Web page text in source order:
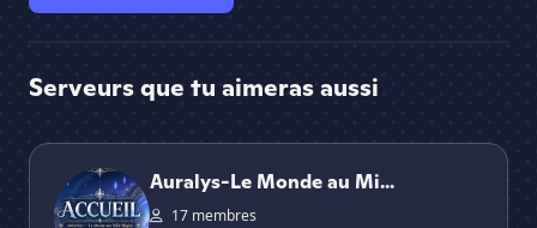
Serveurs que tu aimeras aussi
Auralys-Le Monde au Milles Magies
Auralys-Le Monde au Mi...
17 membres